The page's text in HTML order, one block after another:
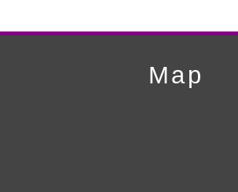
第12回人形供養祭平成22年3月9日
平成21年12月4日
Map